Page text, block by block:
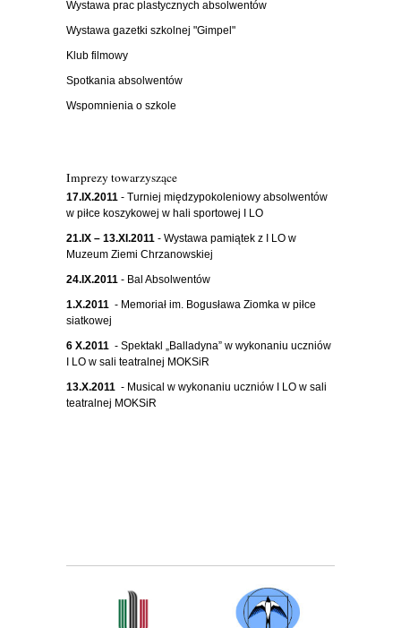
Wystawa prac plastycznych absolwentów
Wystawa gazetki szkolnej "Gimpel"
Klub filmowy
Spotkania absolwentów
Wspomnienia o szkole
Imprezy towarzyszące
17.IX.2011 - Turniej międzypokoleniowy absolwentów
w piłce koszykowej w hali sportowej I LO
21.IX – 13.XI.2011 - Wystawa pamiątek z I LO w
Muzeum Ziemi Chrzanowskiej
24.IX.2011 - Bal Absolwentów
1.X.2011 - Memoriał im. Bogusława Ziomka w piłce
siatkowej
6 X.2011 - Spektakl „Balladyna” w wykonaniu uczniów
I LO w sali teatralnej MOKSiR
13.X.2011 - Musical w wykonaniu uczniów I LO w sali
teatralnej MOKSiR